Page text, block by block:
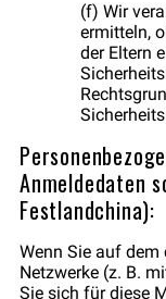
(f) Wir
ermitteln,
der Eltern
Anmeldedaten
Festlandchina):
Wenn Sie auf
Netzwerke (z. B.
Sie sich für diese